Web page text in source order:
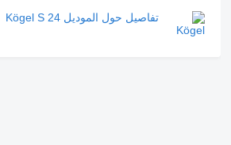
تفاصيل حول الموديل Kögel S 24